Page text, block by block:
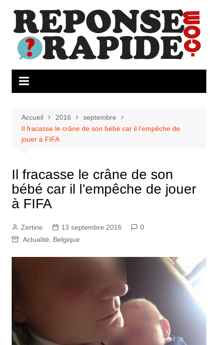
contenu
Accueil 2016
septembre
Il fracasse le crâne de son bébé car il l’empêche de
jouer à FIFA
Il fracasse le crâne de son
bébé car il l’empêche de jouer
à FIFA
Zertine 13 septembre 2016
0
Actualité
Belgique